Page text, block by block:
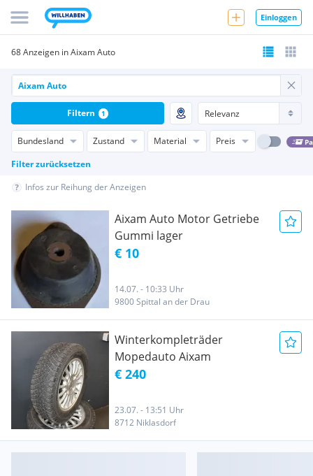
Einloggen
68 Anzeigen in Aixam Auto
Bundesland Zustand Material Preis
Filter zurücksetzen
Filtern 1
Infos zur Reihung der Anzeigen
Aixam Auto Motor Getriebe
Gummi lager
€ 10
14.07. - 10:33 Uhr
9800 Spittal an der Drau
Winterkompleträder
Mopedauto Aixam
€ 240
23.07. - 13:51 Uhr
8712 Niklasdorf